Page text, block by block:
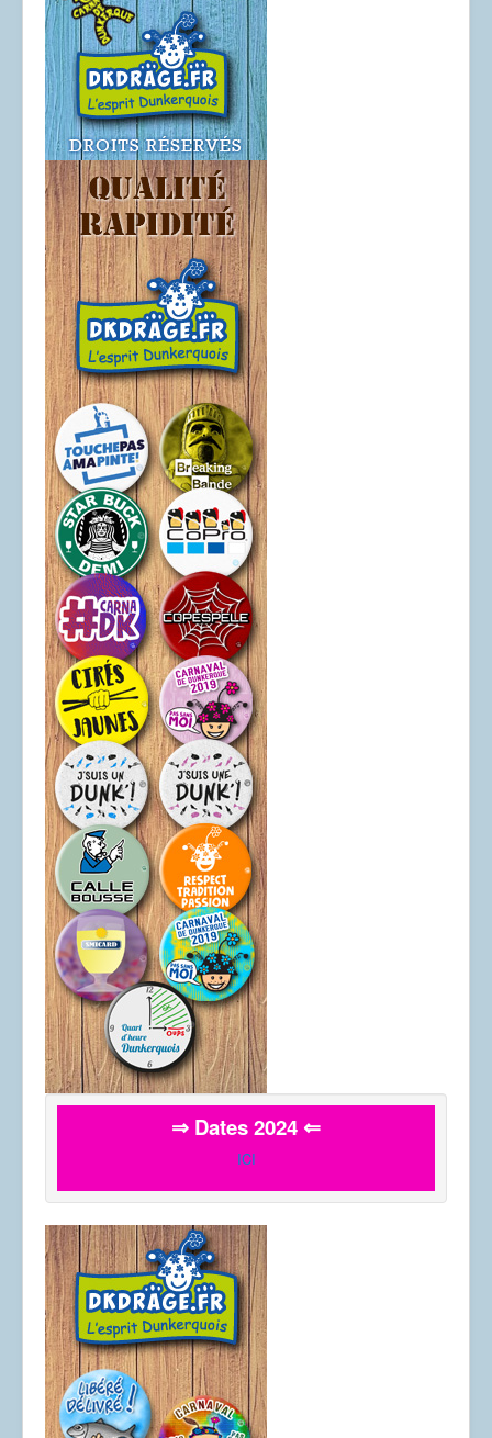
⇒ Dates 2024 ⇐
ICI